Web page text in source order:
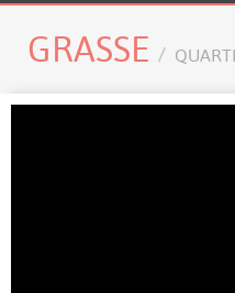
GRASSE